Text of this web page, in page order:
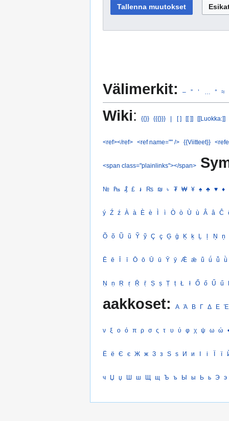
Välimerkit: – ” ’ ° ≈
Wiki: {{}} {{{}}} | [ ] [[ ]] [[Luokka:]]
<ref></ref> <ref name="" /> {{Viitteet}}
<span class="plainlinks"></span>
№ ₧ ₰ £ ៛ ₨ ₪ ৳ ₮ ₩ ¥ ♠ ♣ ♥ ♦
ý Ź ź À à È è Ì ì Ò ò Ù ù Â â Ĉ
Õ õ Ũ ũ Ỹ ỹ Ç ç Ģ ģ Ķ ķ Ļ ļ Ņ ņ
Ē ē Ī ī Ō ō Ū ū Ȳ ȳ Ǣ ǣ ǖ ǘ ǚ ǜ
Ṇ ṇ Ṛ ṛ Ṝ ṝ Ṣ ṣ Ṭ ṭ Ł ł Ő ő Ű ű
aakkoset: Α Ά Β Γ Δ Ε Έ
ν ξ ο ό π ρ σ ς τ υ ύ φ χ ψ ω ώ •
Ё ё Є є Ж ж З з Ѕ ѕ И и І і Ї ї
ч Џ џ Ш ш Щ щ Ъ ъ Ы ы Ь ь Э э